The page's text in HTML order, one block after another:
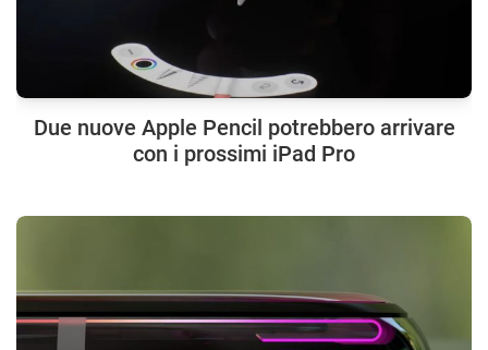
Due nuove Apple Pencil potrebbero arrivare
con i prossimi iPad Pro